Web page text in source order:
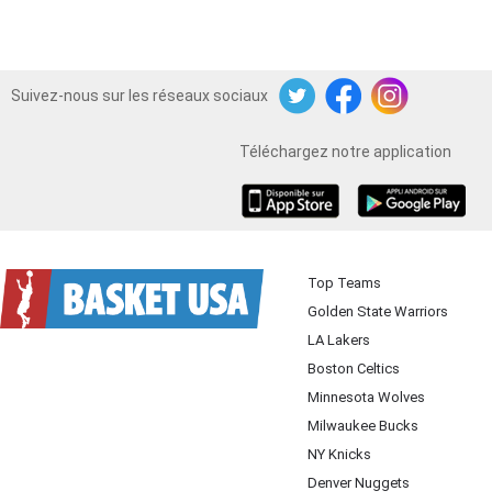
Suivez-nous sur les réseaux sociaux
TwitterFacebookInstagram
Téléchargez notre application
Top Teams
Golden State Warriors
LA Lakers
Boston Celtics
Minnesota Wolves
Milwaukee Bucks
NY Knicks
Denver Nuggets